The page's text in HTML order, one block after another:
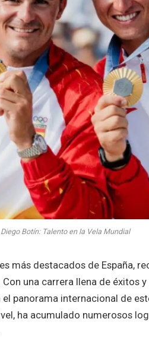
Diego Botín: Talento en la Vela Mundial
más destacados de España,
una carrera llena de éxitos
panorama internacional de
ha acumulado numerosos